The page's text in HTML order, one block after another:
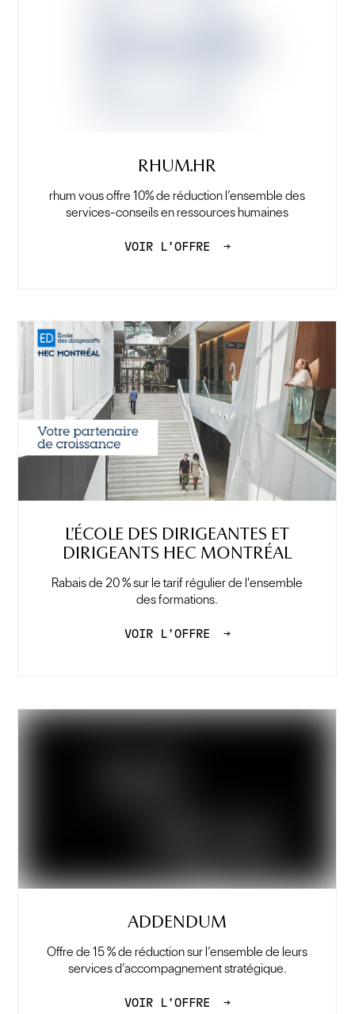
RHUM.HR
rhum vous offre 10% de réduction l’ensemble des
services-conseils en ressources humaines
VOIR L’OFFRE →
L’ÉCOLE DES DIRIGEANTES ET
DIRIGEANTS HEC MONTRÉAL
Rabais de 20 % sur le tarif régulier de l'ensemble
des formations.
VOIR L’OFFRE →
ADDENDUM
Offre de 15 % de réduction sur l’ensemble de leurs
services d’accompagnement stratégique.
VOIR L’OFFRE →